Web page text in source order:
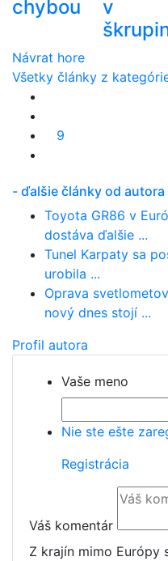
chybou
v
Návrat hore
Všetky články z
9
- ďalšie články od autora
Toyota GR86 v
dostáva ďalšie ...
Tunel Karpaty sa
urobila ...
Oprava
nový dnes stojí ...
Profil autora
Vaše meno
Nie ste ešte
Registrácia
Váš komentár
Z krajín mimo Európy